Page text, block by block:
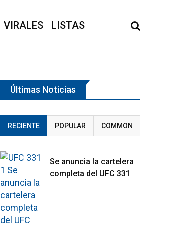
VIRALES LISTAS
Últimas Noticias
RECIENTE POPULAR COMMON
Se anuncia la cartelera
completa del UFC 331